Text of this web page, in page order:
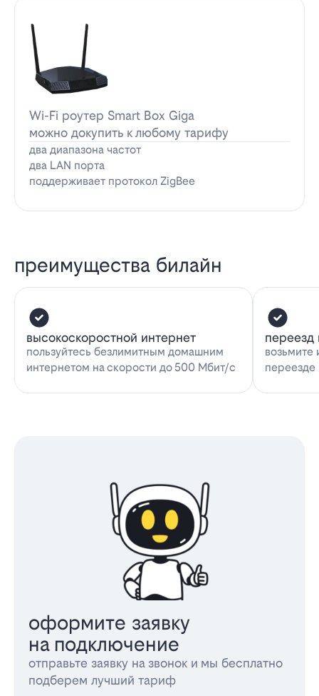
Wi-Fi роутер Smart Box Giga
можно докупить к любому тарифу
два диапазона частот
два LAN порта
поддерживает протокол ZigBee
преимущества билайн
высокоскоростной интернет
пользуйтесь безлимитным домашним
интернетом на скорости до 500 Мбит/с
переезд
возьмите
переезде
оформите заявку
на подключение
отправьте заявку на звонок и мы бесплатно
подберем лучший тариф